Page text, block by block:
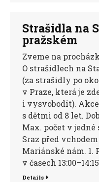
Strašidla na
pražském
Zveme na
O strašidlech na
(za strašidly po
v Praze, která je
i vysvobodit).
s dětmi od 8 let.
Max. počet v
Sraz před
Mariánské nám. 1.
v časech
Details